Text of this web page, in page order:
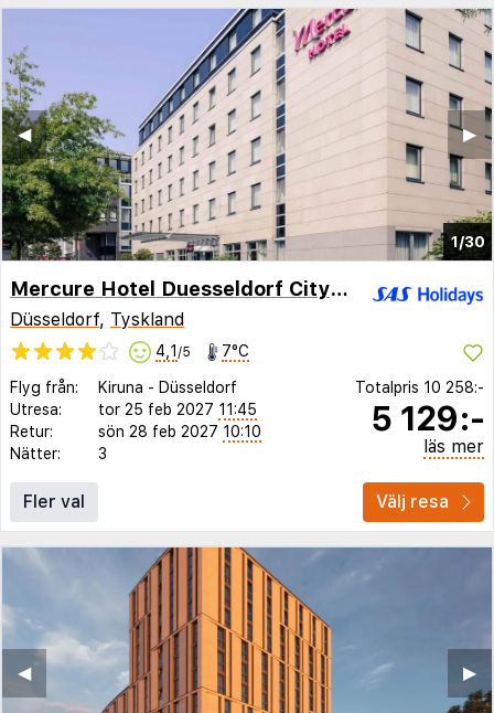
1/30
▶︎
◀︎
Mercure Hotel Duesseldorf City Nord
Düsseldorf, Tyskland
4,1 /5 7°C
Flyg från: Kiruna - Düsseldorf
Utresa:
tor 25 feb 2027 11:45
Retur:
sön 28 feb 2027 10:10
Nätter:
3
Totalpris 10 258:-
5 129:-
läs mer
Fler val Välj resa
▶︎
◀︎